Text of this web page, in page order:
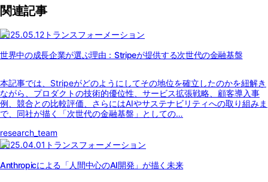
関連記事
2025.05.12 トランスフォーメーション
世界中の成長企業が選ぶ理由：Stripeが提供する次世代の金融基盤
本記事では、Stripeがどのようにしてその地位を確立したのかを紐解き
ながら、プロダクトの技術的優位性、サービス拡張戦略、顧客導入事
例、競合との比較評価、さらにはAIやサステナビリティへの取り組みま
で、同社が描く「次世代の金融基盤」としての…
research_team
2025.04.01 トランスフォーメーション
Anthropicによる「人間中心のAI開発」が描く未来